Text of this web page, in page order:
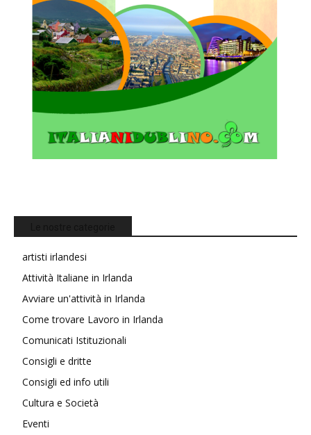
artisti irlandesi
Attività Italiane in Irlanda
Avviare un'attività in Irlanda
Come trovare Lavoro in Irlanda
Comunicati Istituzionali
Consigli e dritte
Consigli ed info utili
Cultura e Società
Eventi